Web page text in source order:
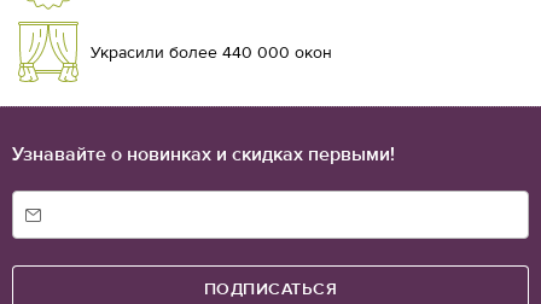
Украсили более 440 000 окон
Узнавайте о новинках и скидках первыми!
ПОДПИСАТЬСЯ